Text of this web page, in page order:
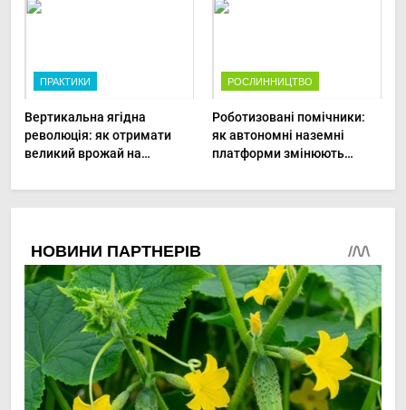
ПРАКТИКИ
Вертикальна ягідна
революція: як отримати
великий врожай на
РОСЛИННИЦТВО
Роботизовані помічники:
як автономні наземні
платформи змінюють
овочами